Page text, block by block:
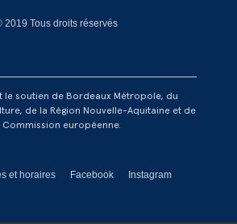
2019 Tous droits réservés
le soutien de Bordeaux Métropole, du
de la Région Nouvelle-Aquitaine et de
Commission européenne.
footer
et horaires Facebook Instagram